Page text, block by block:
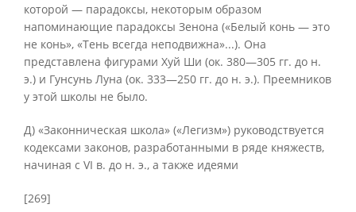
которой — парадоксы, некоторым образом
напоминающие парадоксы Зенона («Белый конь — это
не конь», «Тень всегда неподвижна»...). Она
представлена фигурами Хуй Ши (ок. 380—305 гг. до н.
э.) и Гунсунь Луна (ок. 333—250 гг. до н. э.). Преемников
у этой школы не было.
Д) «Законническая школа» («Легизм») руководствуется
кодексами законов, разработанными в ряде княжеств,
начиная с VI в. до н. э., а также идеями
[269]